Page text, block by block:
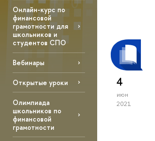
Онлайн-курс по
финансовой
грамотности для
школьников и
студентов СПО
Вебинары
Открытые уроки
Олимпиада
школьников по
финансовой
грамотности
4
июн
2021